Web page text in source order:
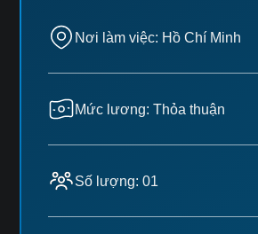
Nơi làm việc: Hồ Chí Minh
Mức lương: Thỏa thuận
Số lượng: 01